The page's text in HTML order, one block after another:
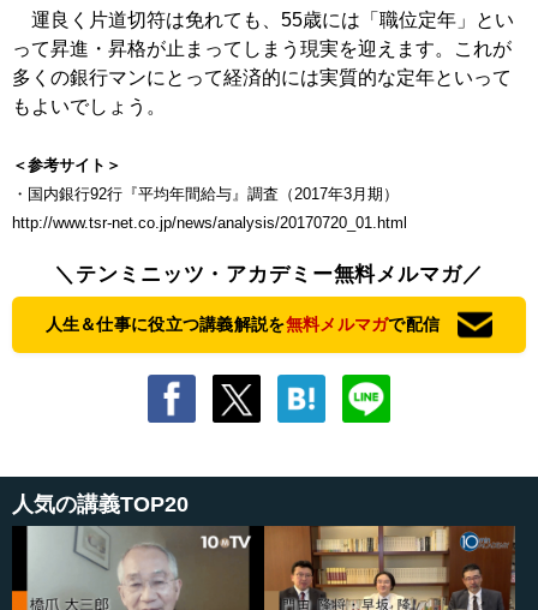
運良く片道切符は免れても、55歳には「職位定年」とい
って昇進・昇格が止まってしまう現実を迎えます。これが
多くの銀行マンにとって経済的には実質的な定年といって
もよいでしょう。
＜参考サイト＞
・国内銀行92行『平均年間給与』調査（2017年3月期）
http://www.tsr-net.co.jp/news/analysis/20170720_01.html
＼テンミニッツ・アカデミー無料メルマガ／
人生＆仕事に役立つ講義解説を無料メルマガで配信
人気の講義TOP20